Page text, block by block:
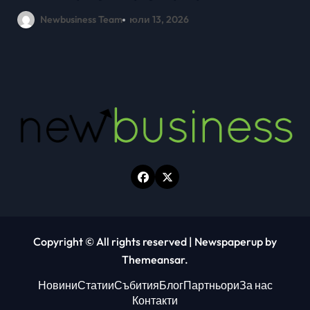
млади хора на SOFIA UP
Newbusiness Team юни 26, 2026
Copyright © All rights reserved | Newspaperup by
Themeansar.
НовиниСтатииСъбитияБлогПартньориЗа нас
Контакти